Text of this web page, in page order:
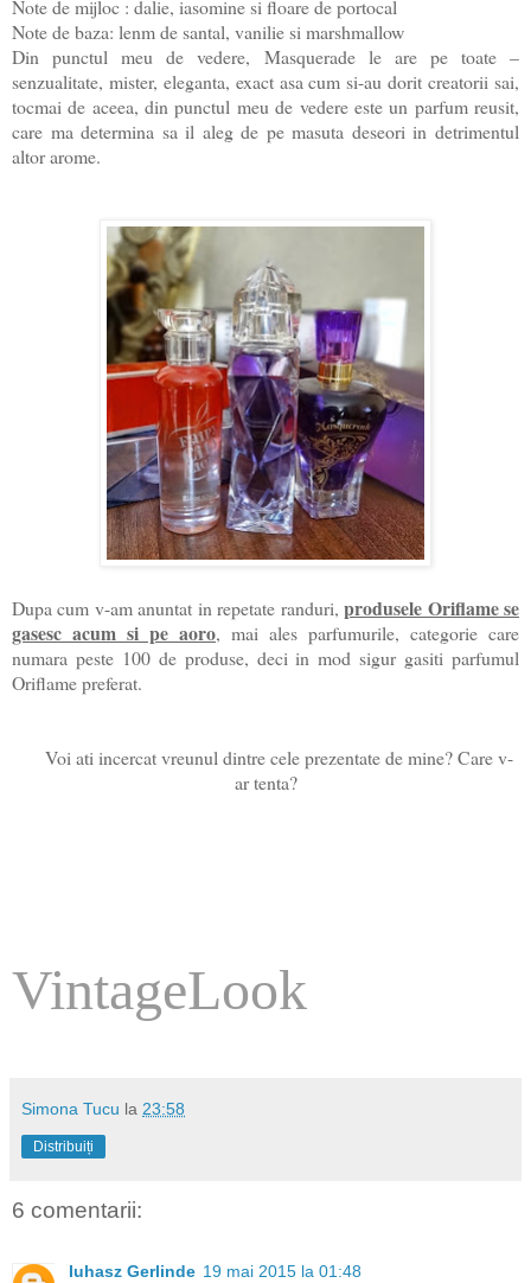
Note de mijloc : dalie, iasomine si floare de portocal
Note de baza: lenm de santal, vanilie si marshmallow
Din punctul meu de vedere, Masquerade le are pe toate –
senzualitate, mister, eleganta, exact asa cum si-au dorit creatorii sai,
tocmai de aceea, din punctul meu de vedere este un parfum reusit,
care ma determina sa il aleg de pe masuta deseori in detrimentul
altor arome.
Dupa cum v-am anuntat in repetate randuri,produsele Oriflame se
gasesc acum si pe aoro, mai ales parfumurile, categorie care
numara peste 100 de produse, deci in mod sigur gasiti parfumul
Oriflame preferat.
Voi ati incercat vreunul dintre cele prezentate de mine? Care v-
ar tenta?
VintageLook
Simona Tucu la 23:58
Distribuiți
6 comentarii:
Iuhasz Gerlinde 19 mai 2015 la 01:48